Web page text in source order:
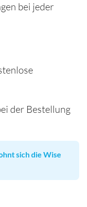
bei jeder
der Bestellung
sich die Wise